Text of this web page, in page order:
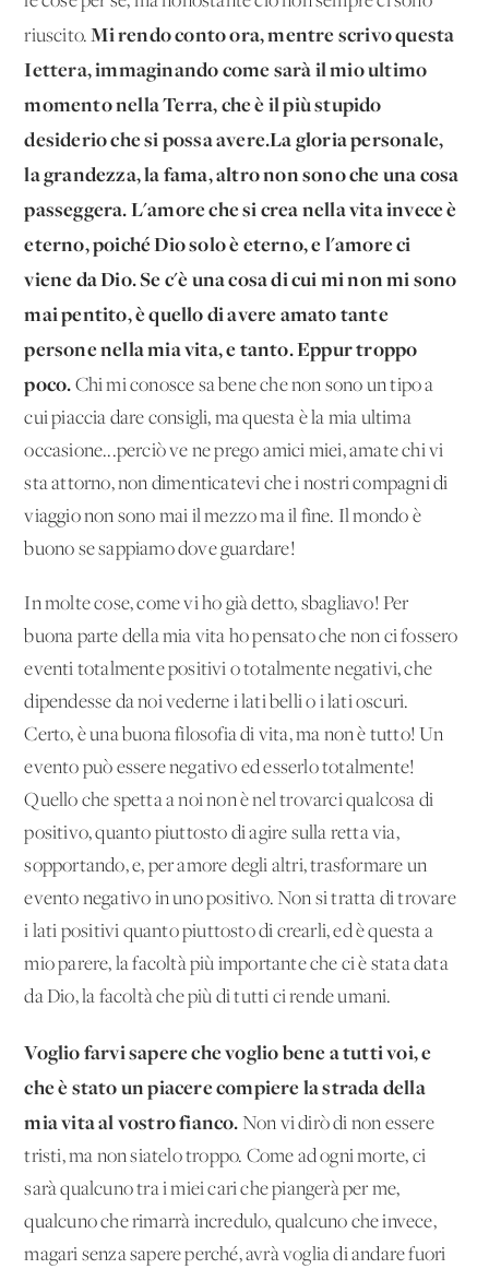
riuscito.Mi rendo conto ora, mentre scrivo questa
Iettera, immaginando come sarà il mio ultimo
momento nella Terra, che è il più stupido
desiderio che si possa avere.La gloria personale,
la grandezza, la fama, altro non sono che una cosa
passeggera. L'amore che si crea nella vita invece è
eterno, poiché Dio solo è eterno, e l'amore ci
viene da Dio. Se c'è una cosa di cui mi non mi sono
mai pentito, è quello di avere amato tante
persone nella mia vita, e tanto. Eppur troppo
poco. Chi mi conosce sa bene che non sono un tipo a
cui piaccia dare consigli, ma questa è la mia ultima
occasione...perciò ve ne prego amici miei, amate chi vi
sta attorno, non dimenticatevi che i nostri compagni di
viaggio non sono mai il mezzo ma il fine. Il mondo è
buono se sappiamo dove guardare!
In molte cose, come vi ho già detto, sbagliavo! Per
buona parte della mia vita ho pensato che non ci fossero
eventi totalmente positivi o totalmente negativi, che
dipendesse da noi vederne i lati belli o i lati oscuri.
Certo, è una buona filosofia di vita, ma non è tutto! Un
evento può essere negativo ed esserlo totalmente!
Quello che spetta a noi non è nel trovarci qualcosa di
positivo, quanto piuttosto di agire sulla retta via,
sopportando, e, per amore degli altri, trasformare un
evento negativo in uno positivo. Non si tratta di trovare
i lati positivi quanto piuttosto di crearli, ed è questa a
mio parere, la facoltà più importante che ci è stata data
da Dio, la facoltà che più di tutti ci rende umani.
Voglio farvi sapere che voglio bene a tutti voi, e
che è stato un piacere compiere la strada della
mia vita al vostro fianco. Non vi dirò di non essere
tristi, ma non siatelo troppo. Come ad ogni morte, ci
sarà qualcuno tra i miei cari che piangerà per me,
qualcuno che rimarrà incredulo, qualcuno che invece,
magari senza sapere perché, avrà voglia di andare fuori